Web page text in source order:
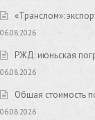
«Транслом»:
06.08.2026
РЖД: июньская
06.08.2026
Общая стоимость
06.08.2026